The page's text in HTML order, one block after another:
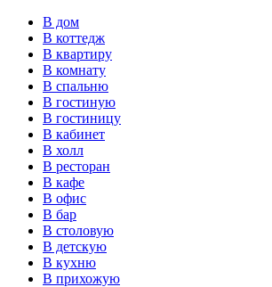
В дом
В коттедж
В квартиру
В комнату
В спальню
В гостиную
В гостиницу
В кабинет
В холл
В ресторан
В кафе
В офис
В бар
В столовую
В детскую
В кухню
В прихожую